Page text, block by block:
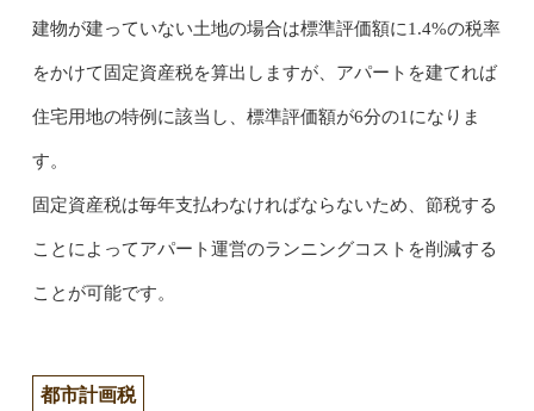
建物が建っていない土地の場合は標準評価額に1.4%の税率
をかけて固定資産税を算出しますが、アパートを建てれば
住宅用地の特例に該当し、標準評価額が6分の1になりま
す。
固定資産税は毎年支払わなければならないため、節税する
ことによってアパート運営のランニングコストを削減する
ことが可能です。
都市計画税